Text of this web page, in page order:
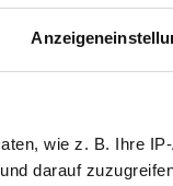
wie z. B. Ihre
darauf